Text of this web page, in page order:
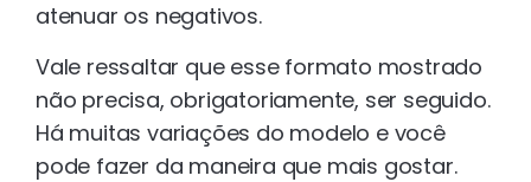
atenuar os negativos.
Vale ressaltar que esse formato mostrado
não precisa, obrigatoriamente, ser seguido.
Há muitas variações do modelo e você
pode fazer da maneira que mais gostar.